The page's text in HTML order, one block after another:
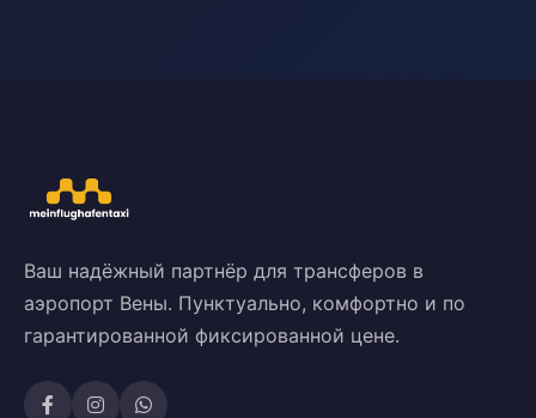
Ваш надёжный партнёр для трансферов в
аэропорт Вены. Пунктуально, комфортно и по
гарантированной фиксированной цене.